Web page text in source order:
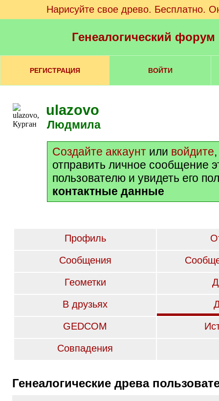
Нарисуйте свое древо. Бесплатно.
Генеалогический
РЕГИСТРАЦИЯ ВОЙТИ
ulazovo
Людмила
Создайте аккаунт или войдите
отправить личное сообщение
пользователю и увидеть его
контактные данные
Профиль
Сообщения
Геометки
В друзьях
GEDCOM
Совпадения
Генеалогические древа